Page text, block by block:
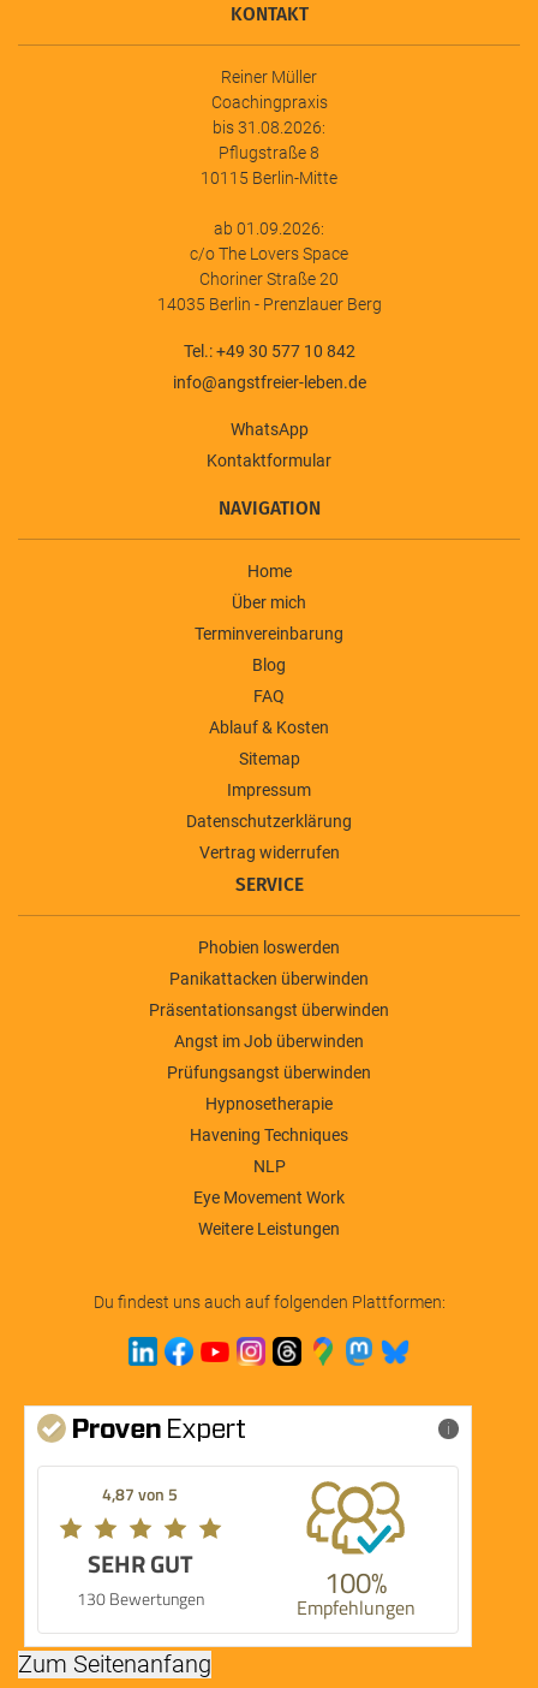
KONTAKT
Reiner Müller
Coachingpraxis
bis 31.08.2026:
Pflugstraße 8
10115 Berlin-Mitte
ab 01.09.2026:
c/o The Lovers Space
Choriner Straße 20
14035 Berlin - Prenzlauer Berg
Tel.: +49 30 577 10 842
info@angstfreier-leben.de
WhatsApp
Kontaktformular
NAVIGATION
Home
Über mich
Terminvereinbarung
Blog
FAQ
Ablauf & Kosten
Sitemap
Impressum
Datenschutzerklärung
Vertrag widerrufen
SERVICE
Phobien loswerden
Panikattacken überwinden
Präsentationsangst überwinden
Angst im Job überwinden
Prüfungsangst überwinden
Hypnosetherapie
Havening Techniques
NLP
Eye Movement Work
Weitere Leistungen
Du findest uns auch auf folgenden Plattformen:
4,87 von 5
SEHR GUT
130 Bewertungen 100%
Empfehlungen
Zum Seitenanfang